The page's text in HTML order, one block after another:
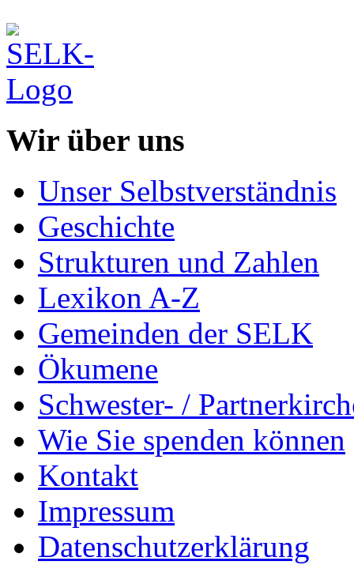
Wir über uns
Unser Selbstverständnis
Geschichte
Strukturen und Zahlen
Lexikon A-Z
Gemeinden der SELK
Ökumene
Schwester- /
Wie Sie spenden können
Kontakt
Impressum
Datenschutzerklärung